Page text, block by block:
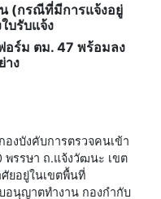
น (กรณีที่มีการแจ้งอยู่
บรับแจ้ง
อร์ม ตม. 47 พร้อมลง
าง
องบังคับการตรวจคนเข้า
พรรษา ถ.แจ้งวัฒนะ เขต
ยอยู่ในเขตพื้นที่
อนุญาตทำงาน กองกำกับ